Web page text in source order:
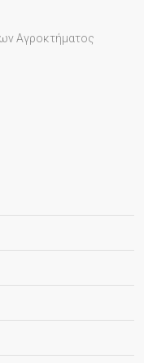
Αγροκτήματος